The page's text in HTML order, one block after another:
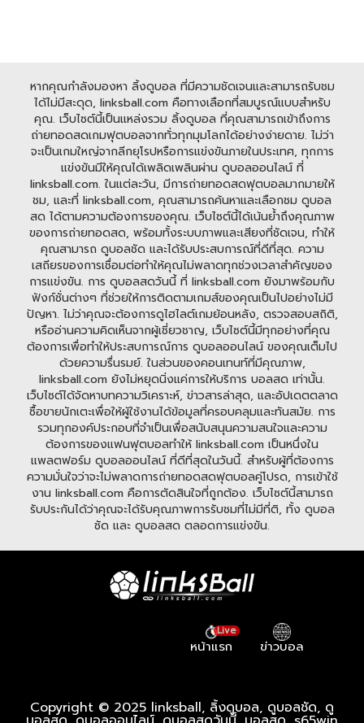
หากคุณกำลังมองหา ลิ้งดูบอล ที่มีความชัดเจนและสามารถรับชม
ได้ไม่มีสะดุด, linksball.com คือทางเลือกที่สมบูรณ์แบบสำหรับ
คุณ. เว็บไซต์นี้เป็นแหล่งรวม ลิ้งดูบอล ที่คุณสามารถเข้าถึงการ
ถ่ายทอดสดเกมฟุตบอลจากทั่วทุกมุมโลกได้อย่างง่ายดาย. ไม่ว่า
จะเป็นเกมใหญ่จากลีกยุโรปหรือการแข่งขันภายในประเทศ, ทุกการ
แข่งขันมีให้คุณได้เพลิดเพลินผ่าน ดูบอลออนไลน์ ที่
linksball.com. ในแต่ละวัน, มีการถ่ายทอดสดฟุตบอลมากมายให้
ชม, และที่ linksball.com, คุณสามารถค้นหาและเลือกชม ดูบอล
สด ได้ตามความต้องการของคุณ. เว็บไซต์นี้ได้เน้นย้ำถึงคุณภาพ
ของการถ่ายทอดสด, พร้อมทั้งระบบภาพและเสียงที่ชัดเจน, ทำให้
คุณสามารถ ดูบอลชัด และได้รับประสบการณ์ที่ดีที่สุด. ความ
เสถียรของการเชื่อมต่อทำให้คุณไม่พลาดทุกช่วงเวลาสำคัญของ
การแข่งขัน. การ ดูบอลสดวันนี้ ที่ linksball.com ยังมาพร้อมกับ
ฟังก์ชั่นต่างๆ ที่ช่วยให้การติดตามเกมส์ของคุณเป็นไปอย่างไม่มี
ปัญหา. ไม่ว่าคุณจะต้องการดูไฮไลต์เกมย้อนหลัง, ตรวจสอบสถิติ,
หรืออ่านความคิดเห็นจากผู้เชี่ยวชาญ, เว็บไซต์นี้มีทุกอย่างที่คุณ
ต้องการเพื่อทำให้ประสบการณ์การ ดูบอลออนไลน์ ของคุณเต็มไป
ด้วยความรื่นรมย์. ในส่วนของคอนเทนท์ที่มีคุณภาพ,
linksball.com ยังไม่หยุดนิ่งแค่การให้บริการ บอลสด เท่านั้น.
เว็บไซต์ได้จัดหาบทความวิเคราะห์, ข่าวสารล่าสุด, และอัปเดตตลาด
ซื้อขายนักเตะเพื่อให้ผู้ใช้งานได้ข้อมูลที่ครอบคลุมและทันสมัย. การ
รวมทุกองค์ประกอบที่จำเป็นเพื่อสนับสนุนความสนใจและความ
ต้องการของแฟนฟุตบอลทำให้ linksball.com เป็นหนึ่งใน
แพลตฟอร์ม ดูบอลออนไลน์ ที่ดีที่สุดในวันนี้. สำหรับผู้ที่ต้องการ
ความมั่นใจว่าจะไม่พลาดการถ่ายทอดสดฟุตบอลคู่โปรด, การเข้าใช้
งาน linksball.com คือการตัดสินใจที่ถูกต้อง. เว็บไซต์นี้สามารถ
รับประกันได้ว่าคุณจะได้รับคุณภาพการรับชมที่ไม่มีที่ติ, ทั้ง ดูบอล
ชัด และ ดูบอลสด ตลอดการแข่งขัน.
ข่าวบอล
Live
หน้าแรก
Copyright © 2025 linksball, ลิ้งดูบอล, ดูบอลชัด, ดู